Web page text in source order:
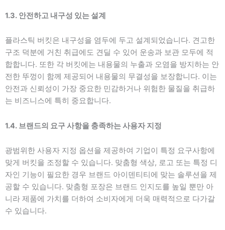
1.3. 안전하고 내구성 있는 설계
플라스틱 버킷은 내구성을 염두에 두고 설계되었습니다. 견고한
구조 덕분에 거친 취급에도 견딜 수 있어 운송과 보관 모두에 적
합합니다. 또한 각 버킷에는 내용물의 누출과 오염을 방지하는 안
전한 뚜껑이 함께 제공되어 내용물의 무결성을 보장합니다. 이는
안전과 신뢰성이 가장 중요한 민감하거나 위험한 물질을 취급하
는 비즈니스에 특히 중요합니다.
1.4. 브랜드의 요구 사항을 충족하는 사용자 지정
광범위한 사용자 지정 옵션을 제공하여 기업이 특정 요구사항에
맞게 버킷을 조정할 수 있습니다. 맞춤형 색상, 로고 또는 특정 디
자인 기능이 필요한 경우 브랜드 아이덴티티에 맞는 솔루션을 제
공할 수 있습니다. 맞춤형 포장은 브랜드 인지도를 높일 뿐만 아
니라 제품에 가치를 더하여 소비자에게 더욱 매력적으로 다가갈
수 있습니다.